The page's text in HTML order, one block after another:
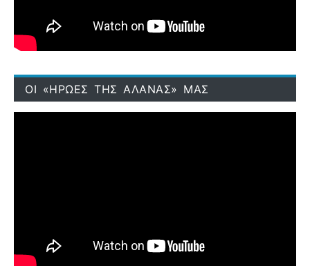
ΟΙ «ΗΡΩΕΣ ΤΗΣ ΑΛΑΝΑΣ» ΜΑΣ